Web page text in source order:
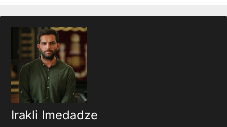
Irakli Imedadze